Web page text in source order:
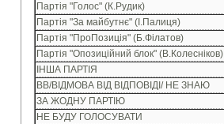
Партія "Голос" (К.Рудик)
Партія "За майбутнє" (І.Палиця)
Партія "ПроПозиція" (Б.Філатов)
Партія "Опозиційний блок" (В.Колесніков)
IНША ПАРТІЯ
ВВ/ВІДМОВА ВІД ВІДПОВІДІ/ НЕ ЗНАЮ
ЗА ЖОДНУ ПАРТІЮ
НЕ БУДУ ГОЛОСУВАТИ